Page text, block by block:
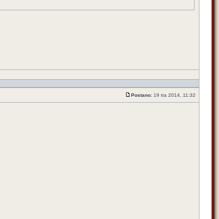
Postano: 19 tra 2014, 11:32